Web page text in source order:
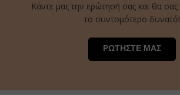
Κάντε μας την ερώτησή σας και θα
το συντομότερο δυνατό!
ΡΩΤΗΣΤΕ ΜΑΣ